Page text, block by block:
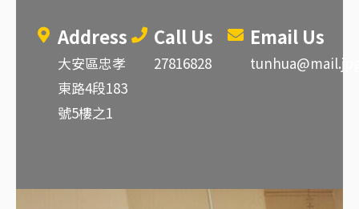
Address
大安區忠孝
東路4段183
號5樓之1
Call Us
27816828
Email Us